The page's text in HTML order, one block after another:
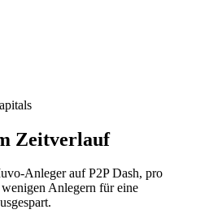
Zeitverlauf
Anleger auf P2P Dash, pro
Anlegern für eine